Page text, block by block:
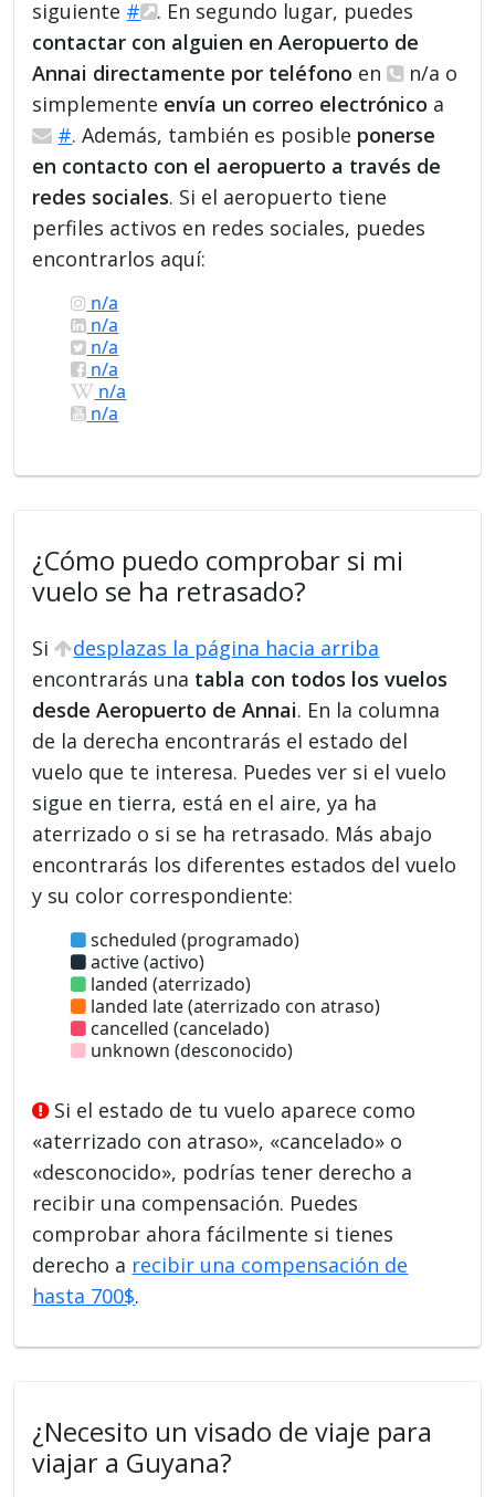
siguiente #
. En segundo lugar, puedes
contactar con alguien en Aeropuerto de
Annai directamente por teléfono en
n/a o
simplemente envía un correo electrónico a
#. Además, también es posible ponerse
en contacto con el aeropuerto a través de
redes sociales. Si el aeropuerto tiene
perfiles activos en redes sociales, puedes
encontrarlos aquí:
n/a
n/a
n/a
n/a
n/a
n/a
¿Cómo puedo comprobar si mi
vuelo se ha retrasado?
Si
desplazas la página hacia arriba
encontrarás una tabla con todos los vuelos
desde Aeropuerto de Annai. En la columna
de la derecha encontrarás el estado del
vuelo que te interesa. Puedes ver si el vuelo
sigue en tierra, está en el aire, ya ha
aterrizado o si se ha retrasado. Más abajo
encontrarás los diferentes estados del vuelo
y su color correspondiente:
scheduled (programado)
active (activo)
landed (aterrizado)
landed late (aterrizado con atraso)
cancelled (cancelado)
unknown (desconocido)
Si el estado de tu vuelo aparece como
«aterrizado con atraso», «cancelado» o
«desconocido», podrías tener derecho a
recibir una compensación. Puedes
comprobar ahora fácilmente si tienes
derecho a recibir una compensación de
hasta 700$.
¿Necesito un visado de viaje para
viajar a Guyana?